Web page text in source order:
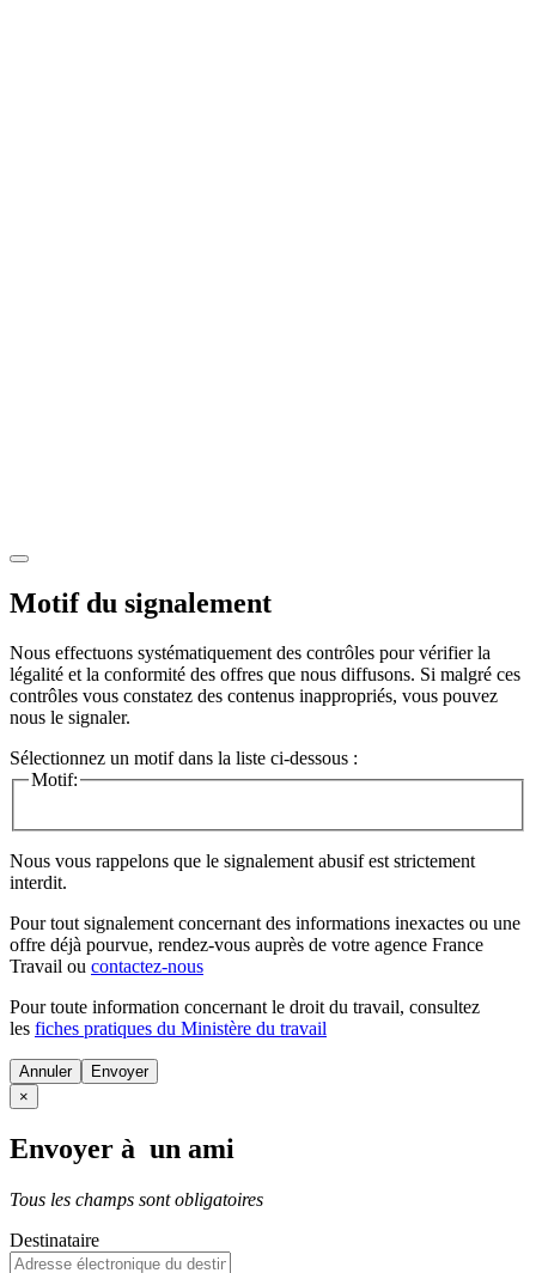
Motif du signalement
Nous effectuons systématiquement des contrôles pour vérifier la
légalité et la conformité des offres que nous diffusons. Si malgré ces
contrôles vous constatez des contenus inappropriés, vous pouvez
nous le signaler.
Sélectionnez un motif dans la liste ci-dessous :
Motif:
Nous vous rappelons que le signalement abusif est strictement
interdit.
Pour tout signalement concernant des informations inexactes ou une
offre déjà pourvue, rendez-vous auprès de votre agence France
Travail ou contactez-nous
Pour toute information concernant le droit du travail, consultez
les fiches pratiques du Ministère du travail
Annuler
×
Envoyer à un ami
Tous les champs sont obligatoires
Destinataire